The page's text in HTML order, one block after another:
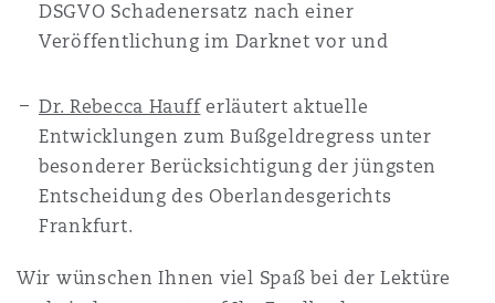
DSGVO Schadenersatz nach einer
Veröffentlichung im Darknet vor und
Dr. Rebecca Haufferläutert aktuelle
Entwicklungen zum Bußgeldregress unter
besonderer Berücksichtigung der jüngsten
Entscheidung des Oberlandesgerichts
Frankfurt.
Wir wünschen Ihnen viel Spaß bei der Lektüre